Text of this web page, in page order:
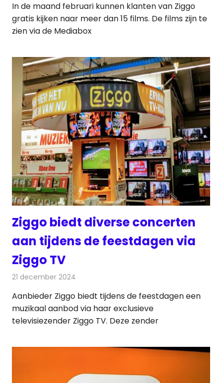
In de maand februari kunnen klanten van Ziggo
gratis kijken naar meer dan 15 films. De films zijn te
zien via de Mediabox
Ziggo biedt diverse concerten
aan tijdens de feestdagen via
Ziggo TV
21 december 2024
Aanbieder Ziggo biedt tijdens de feestdagen een
muzikaal aanbod via haar exclusieve
televisiezender Ziggo TV. Deze zender